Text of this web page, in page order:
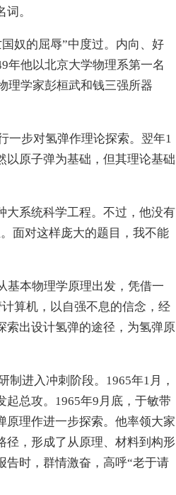
。
奴的屈辱”中度过。内向、好
年他以北京大学物理系第一名
理学家彭桓武和钱三强所器
步对氢弹作理论探索。翌年1
以原子弹为基础，但其理论基础
系统科学工程。不过，他没有
面对这样庞大的题目，我不能
本物理学原理出发，凭借一
算机，以自强不息的信念，经
索出设计氢弹的途径，为氢弹原
进入冲刺阶段。1965年1月，
总攻。1965年9月底，于敏带
原理作进一步探索。他率领大家
径，形成了从原理、材料到构形
告时，群情激奋，高呼“老于请